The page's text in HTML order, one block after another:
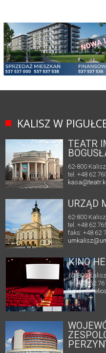
KALISZ W
TEATR
62-800
tel. +48 62
URZĄD
62-800
tel. +48 62
faks: +48 62
KINO
62-800
tel. +48 62